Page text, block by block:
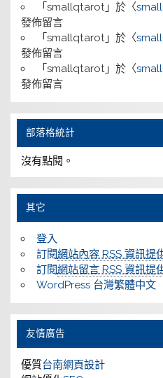
「 smallqtarot」於〈
發佈留言
「 smallqtarot」於〈
發佈留言
「 smallqtarot」於〈
發佈留言
部落格統計
沒有點閱。
其它
登入
訂閱網站內容 RSS 資訊提
訂閱網站留言 RSS 資訊提
WordPress 台灣繁體中文
友情廣告
優質台南網頁設計